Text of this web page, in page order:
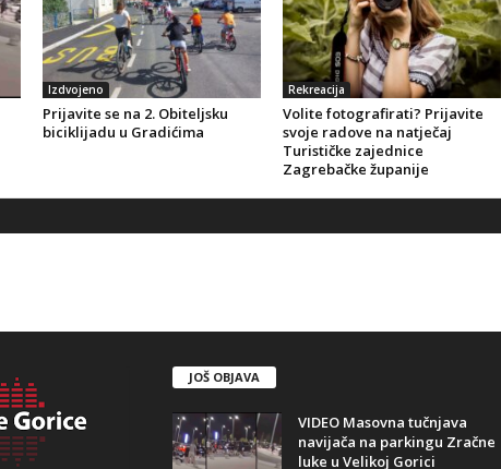
Izdvojeno
Prijavite se na 2. Obiteljsku
biciklijadu u Gradićima
Rekreacija
Volite fotografirati? Prijavite
svoje radove na natječaj
Turističke zajednice
Zagrebačke županije
JOŠ OBJAVA
VIDEO Masovna tučnjava
navijača na parkingu Zračne
luke u Velikoj Gorici